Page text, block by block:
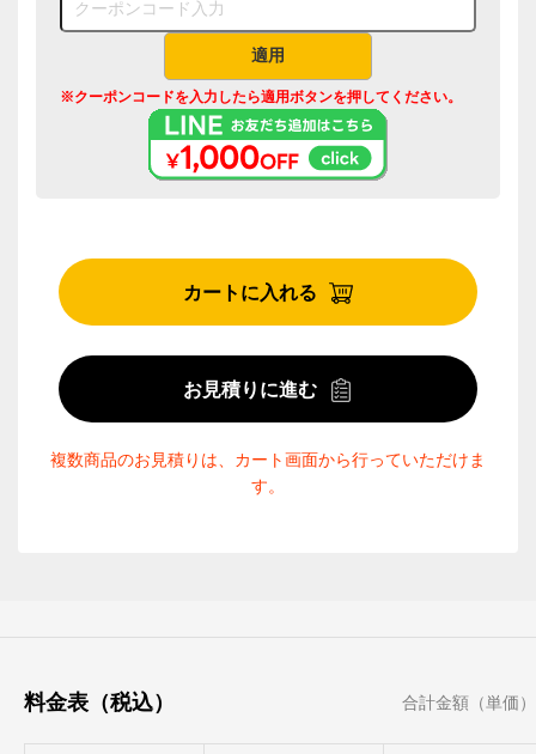
適用
※クーポンコードを入力したら適用ボタンを押してください。
カートに入れる
お見積りに進む
複数商品のお見積りは、カート画面から行っていただけま
す。
料金表（税込） 合計金額（単価）